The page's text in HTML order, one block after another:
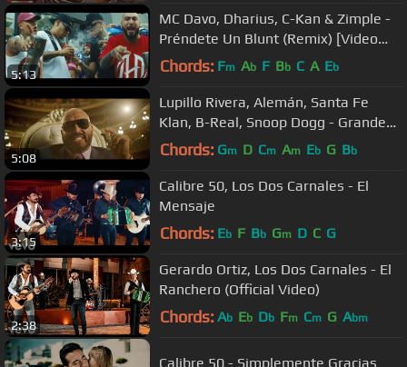
5:13
MC Davo, Dharius, C-Kan & Zimple -
Préndete Un Blunt (Remix) [Video
Oficial]
Chords: Fm Ab F Bb C A Eb
5:08
Lupillo Rivera, Alemán, Santa Fe
Klan, B-Real, Snoop Dogg - Grandes
Ligas (Official Video)
Chords: Gm D Cm Am Eb G Bb
3:15
Calibre 50, Los Dos Carnales - El
Mensaje
Chords: Eb F Bb Gm D C G
2:38
Gerardo Ortiz, Los Dos Carnales - El
Ranchero (Official Video)
Chords: Ab Eb Db Fm Cm G Abm
Calibre 50 - Simplemente Gracias